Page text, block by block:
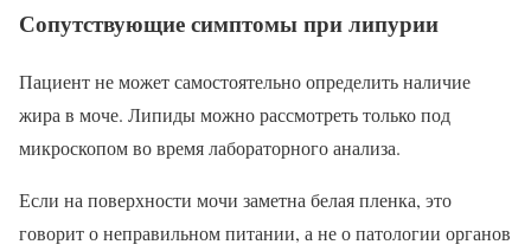
Сопутствующие симптомы при липурии
Пациент не может самостоятельно определить наличие
жира в моче. Липиды можно рассмотреть только под
микроскопом во время лабораторного анализа.
Если на поверхности мочи заметна белая пленка, это
говорит о неправильном питании, а не о патологии органов